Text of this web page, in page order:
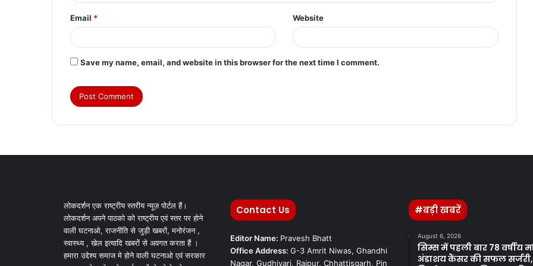
Email * Website
Save my name, email, and website in this browser for the next time I comment.
लोकदर्शन एक राष्ट्रीय स्तरीय न्यूज़ पोर्टल हैं।
लोकदर्शन अपने पाठको को राष्ट्रीय एवं स्तर पर होने
वाली घटनाओ, राजनीति से जुड़ी खबरों, मनोरंजन ,
स्वास्थ्य , खेल इत्यादि खबरों से अवगत करता हैं ।
हमारा उद्देश्य समाज मे होने वाली घटनाओ एवं सरकार
Contact Us
Editor Name: Pravesh Bhatt
Office Address: G-3 Amrit Niwas, Ghandhi
Nagar, Gudhiyari, Raipur, Chhattisgarh, Pin
#बड़ी खबरें
August 6, 2026
सिम्स में पहली बार 78 वर्षीय
अंडाशय कैंसर की सफल